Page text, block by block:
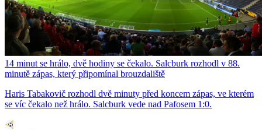
14 minut se hrálo, dvě hodiny se čekalo. Salcburk rozhodl v 88.
minutě zápas, který připomínal brouzdaliště
Haris Tabakovič rozhodl dvě minuty před koncem zápas, ve kterém
se víc čekalo než hrálo. Salcburk vede nad Pafosem 1:0.